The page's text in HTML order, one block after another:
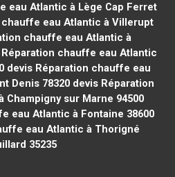
eau Atlantic à Lège Cap Ferret
eau Atlantic à Villerupt
chauffe eau Atlantic à
chauffe eau Atlantic
devis Réparation chauffe eau
Denis 78320devis Réparation
sur Marne 94500
eau Atlantic à Fontaine 38600
eau Atlantic à Thorigné
35235